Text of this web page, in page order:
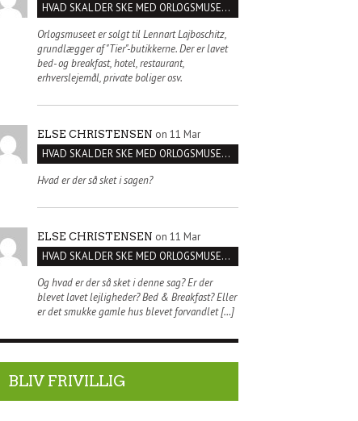
HVAD SKAL DER SKE MED ORLOGSMUSEET?
Orlogsmuseet er solgt til Lennart Lajboschitz,
grundlægger af "Tier"-butikkerne. Der er lavet
bed- og breakfast, hotel, restaurant,
erhverslejemål, private boliger osv.
ELSE CHRISTENSEN on 11 Mar
HVAD SKAL DER SKE MED ORLOGSMUSEET?
Hvad er der så sket i sagen?
ELSE CHRISTENSEN on 11 Mar
HVAD SKAL DER SKE MED ORLOGSMUSEET?
Og hvad er der så sket i denne sag? Er der
blevet lavet lejligheder? Bed & Breakfast? Eller
er det smukke gamle hus blevet forvandlet […]
BLIV FRIVILLIG